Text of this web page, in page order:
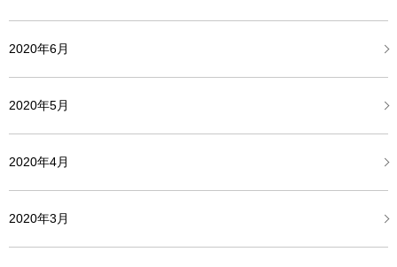
2020年6月
2020年5月
2020年4月
2020年3月